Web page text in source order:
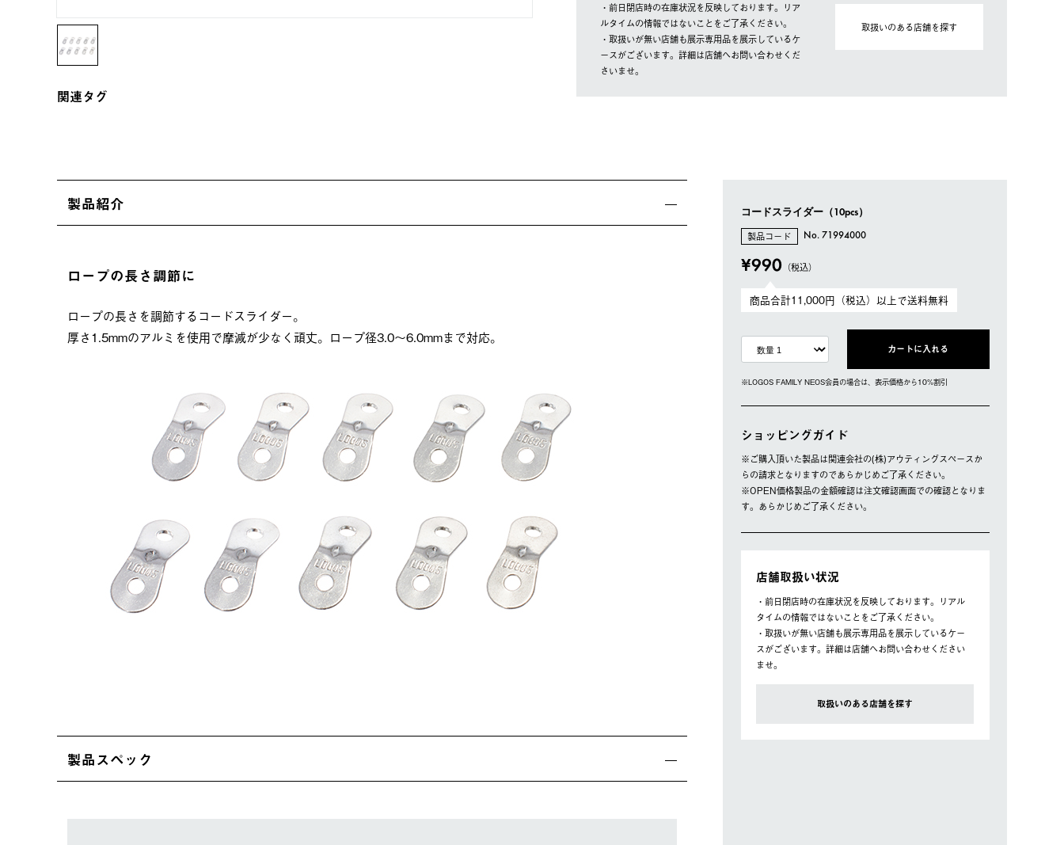
関連タグ
・前日閉店時の在庫状況を反映しております。リア
ルタイムの情報ではないことをご了承ください。
・取扱いが無い店舗も展示専用品を展示しているケ
ースがございます。詳細は店舗へお問い合わせくだ
さいませ。
取扱いのある店舗を探す
製品紹介
ロープの長さ調節に
ロープの長さを調節するコードスライダー。
厚さ1.5mmのアルミを使用で摩減が少なく頑丈。ロープ径3.0～6.0mmまで対応。
製品スペック
コードスライダー（10pcs）
製品コード No. 71994000
¥990（税込）
商品合計11,000円（税込）以上で送料無料
カートに入れる
※LOGOS FAMILY NEOS会員の場合は、表⽰価格から10%割引
ショッピングガイド
※ご購⼊頂いた製品は関連会社の(株)アウティングスペースか
らの請求となりますのであらかじめご了承ください。
※OPEN価格製品の⾦額確認は注⽂確認画⾯での確認となりま
す。あらかじめご了承ください。
店舗取扱い状況
・前日閉店時の在庫状況を反映しております。リアル
タイムの情報ではないことをご了承ください。
・取扱いが無い店舗も展示専用品を展示しているケー
スがございます。詳細は店舗へお問い合わせください
ませ。
取扱いのある店舗を探す